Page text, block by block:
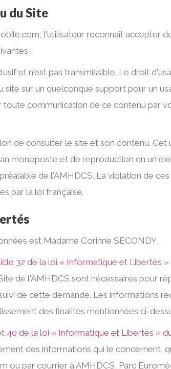
du Site
l'utilisateur reconnaît accepter
:
et n'est pas transmissible. Le droit
sur un quelconque support pour un
communication de ce contenu par
de consulter le site et son contenu.
monoposte et de reproduction en un
de l'AMHDCS. La violation de
par la loi française.
est Madame Corinne SECONDY.
32 de la loi « Informatique et Libertés
de l'AMHDCS sont nécessaires pour
de cette demande. Les informations
des finalités mentionnées ci-
40 de la loi « Informatique et Libertés »
des informations qui le concernent,
ou par courrier à AMHDCS, Parc